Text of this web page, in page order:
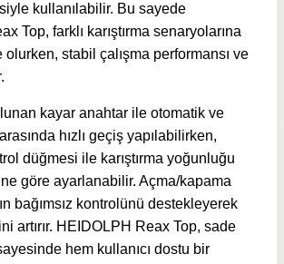
kullanılabilir. Bu sayede
Top, farklı karıştırma senaryolarına
olurken, stabil çalışma performansı ve
kayar anahtar ile otomatik ve
hızlı geçiş yapılabilirken,
düğmesi ile karıştırma yoğunluğu
göre ayarlanabilir. Açma/kapama
bağımsız kontrolünü destekleyerek
artırır. HEIDOLPH Reax Top, sade
hem kullanıcı dostu bir